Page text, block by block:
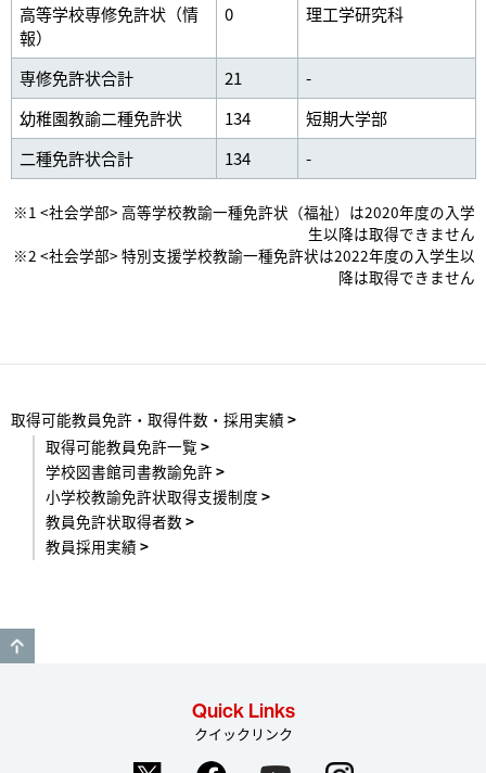
高等学校専修免許状（情
報）
0 理工学研究科
専修免許状合計 21
-
幼稚園教諭二種免許状
134
短期大学部
二種免許状合計
134 -
※1 <社会学部> 高等学校教諭一種免許状（福祉）は2020年度の入学
生以降は取得できません
※2 <社会学部> 特別支援学校教諭一種免許状は2022年度の入学生以
降は取得できません
取得可能教員免許・取得件数・採用実績
取得可能教員免許一覧
学校図書館司書教諭免許
小学校教諭免許状取得支援制度
教員免許状取得者数
教員採用実績
Quick Links
クイックリンク